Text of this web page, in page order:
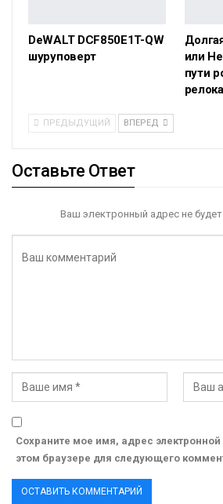
DeWALT DCF850E1T-QW
шуруповерт
или
пути
ПРЕДЫДУЩИЙ ВПЕРЕД
Оставьте Ответ
Ваш электронный адрес не будет
Сохраните мое имя, адрес
этом браузере для следующего